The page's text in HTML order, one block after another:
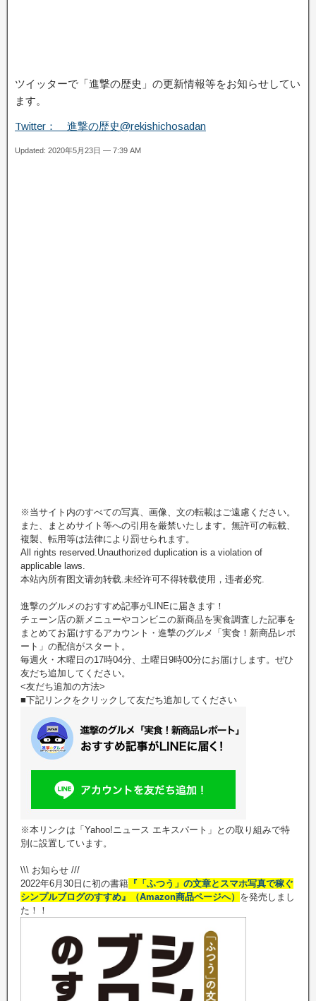
ツイッターで「進撃の歴史」の更新情報等をお知らせしてい
ます。
Twitter： 進撃の歴史@rekishichosadan
Updated: 2020年5月23日 — 7:39 AM
※当サイト内のすべての写真、画像、文の転載はご遠慮ください。
また、まとめサイト等への引用を厳禁いたします。無許可の転載、
複製、転用等は法律により罰せられます。
All rights reserved.Unauthorized duplication is a violation of
applicable laws.
本站內所有图文请勿转载.未经许可不得转载使用，违者必究.
進撃のグルメのおすすめ記事がLINEに届きます！
チェーン店の新メニューやコンビニの新商品を実食調査した記事を
まとめてお届けするアカウント・進撃のグルメ「実食！新商品レポ
ート」の配信がスタート。
毎週火・木曜日の17時04分、土曜日9時00分にお届けします。ぜひ
友だち追加してください。
<友だち追加の方法>
■下記リンクをクリックして友だち追加してください
※本リンクは「Yahoo!ニュース エキスパート」との取り組みで特
別に設置しています。
\\\ お知らせ ///
2022年6月30日に初の書籍 『「ふつう」の文章とスマホ写真で稼ぐ
シンプルブログのすすめ』（Amazon商品ページへ） を発売しまし
た！！